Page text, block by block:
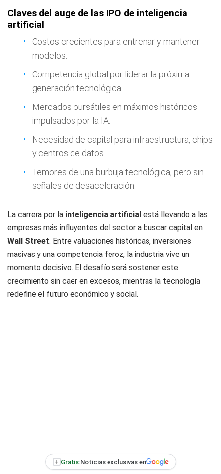
Claves del auge de las IPO de inteligencia
artificial
Costos crecientes para entrenar y mantener
modelos.
Competencia global por liderar la próxima
generación tecnológica.
Mercados bursátiles en máximos históricos
impulsados por la IA.
Necesidad de capital para infraestructura, chips
y centros de datos.
Temores de una burbuja tecnológica, pero sin
señales de desaceleración.
La carrera por la inteligencia artificial está llevando a las
empresas más influyentes del sector a buscar capital en
Wall Street. Entre valuaciones históricas, inversiones
masivas y una competencia feroz, la industria vive un
momento decisivo. El desafío será sostener este
crecimiento sin caer en excesos, mientras la tecnología
redefine el futuro económico y social.
+ Gratis:Noticias exclusivas en